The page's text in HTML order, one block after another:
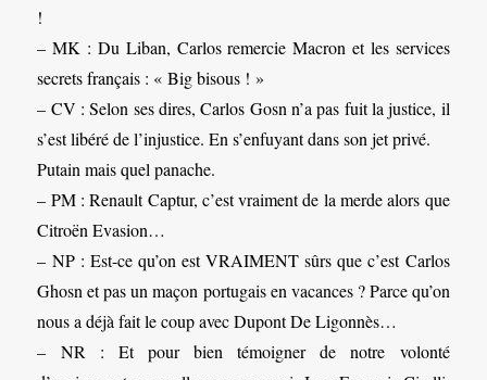
!
– MK : Du Liban, Carlos remercie Macron et les services
secrets français : « Big bisous ! »
– CV : Selon ses dires, Carlos Gosn n’a pas fuit la justice, il
s’est libéré de l’injustice. En s’enfuyant dans son jet privé.
Putain mais quel panache.
– PM : Renault Captur, c’est vraiment de la merde alors que
Citroën Evasion…
– NP : Est-ce qu’on est VRAIMENT sûrs que c’est Carlos
Ghosn et pas un maçon portugais en vacances ? Parce qu’on
nous a déjà fait le coup avec Dupont De Ligonnès…
– NR : Et pour bien témoigner de notre volonté